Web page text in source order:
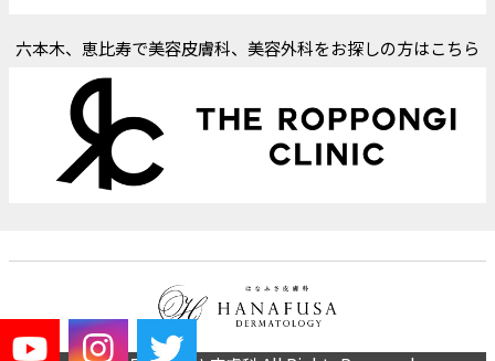
六本木、恵比寿で美容皮膚科、美容外科をお探しの方はこちら